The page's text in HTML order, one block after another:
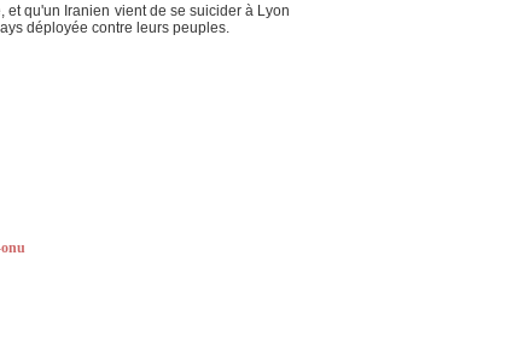
et qu'un Iranien vient de se suicider à Lyon
déployée contre leurs peuples.